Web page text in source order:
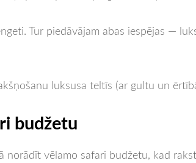
Tur piedāvājam abas iespējas —
luksusa teltīs (ar gultu un
budžetu
norādīt vēlamo safari budžetu, kad